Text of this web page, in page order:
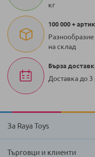
кг
100 000 +
на склад
Бърза
Доставка до 3
За Raya Toys
Търговци и клиенти